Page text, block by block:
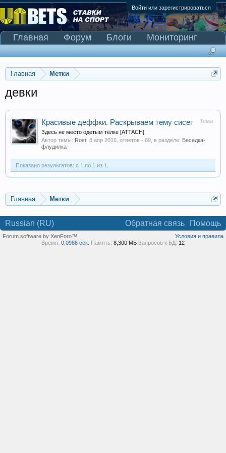
Войти или зарегистрироваться
Главная Метки
девки
Тема
Красивые деффки. Раскрываем тему сисег
Здесь не место одетым тёлке [ATTACH]
Автор темы: Rost 8 апр 2016 , ответов - 69, в разделе: Беседка-
флудилка
Показано результатов: с 1 по 1 из 1.
Главная Метки
Главная Форум Блоги
Мониторинг
Сканер Pinnacle
Russian (RU) Обратная связь Помощь
Условия и правила
Forum software by XenForo™
Время: 0,0988 сек. Память: 8,300 МБ Запросов к БД: 12